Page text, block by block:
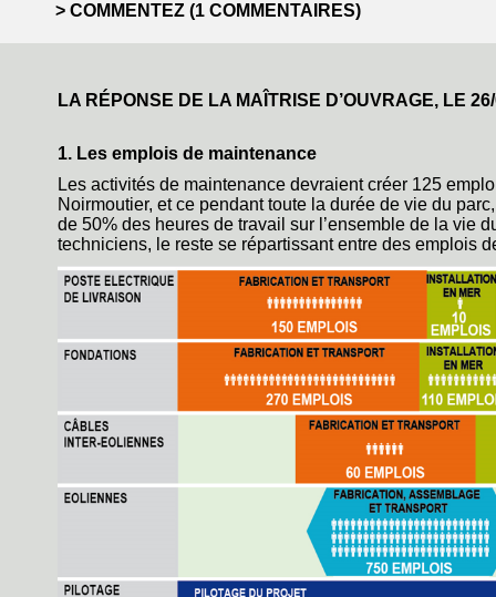
COMMENTEZ (1 COMMENTAIRES)
LA RÉPONSE DE LA MAÎTRISE D’OUVRAGE, LE
1. Les emplois de maintenance
Les activités de maintenance devraient créer 125
Noirmoutier, et ce pendant toute la durée de vie du
de 50% des heures de travail sur l’ensemble de la vie
techniciens, le reste se répartissant entre des emplois